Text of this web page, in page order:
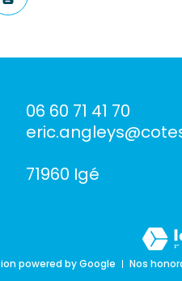
06 60 71 41 70
71960 igé
powered by Google Nos